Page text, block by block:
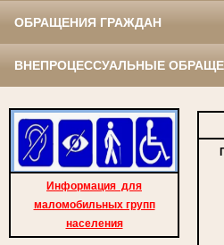
ОБРАЩЕНИЯ ГРАЖДАН
ВНЕПРОЦЕССУАЛЬНЫЕ
Информация для
маломобильных групп
населения